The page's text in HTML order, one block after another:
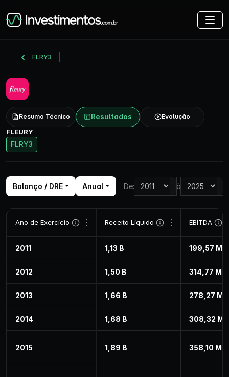
FLRY3
Resumo Técnico Resultados Evolução
FLEURY
FLRY3
Balanço / DRE Anual De: à
Ano de Exercício ⋮ Receita Líquida ⋮ EBITDA
2011 1,13 B 199,57 M
2012 1,50 B 314,77 M
2013 1,66 B 278,27 M
2014 1,68 B 308,32 M
2015 1,89 B 358,10 M